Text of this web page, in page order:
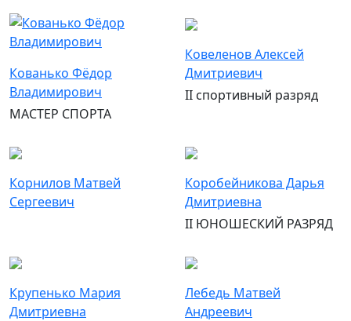
Кованько Фёдор
Владимирович
МАСТЕР СПОРТА
Ковеленов Алексей
Дмитриевич
II спортивный разряд
Корнилов Матвей
Сергеевич
Коробейникова Дарья
Дмитриевна
II ЮНОШЕСКИЙ РАЗРЯД
Крупенько Мария
Дмитриевна
Лебедь Матвей
Андреевич